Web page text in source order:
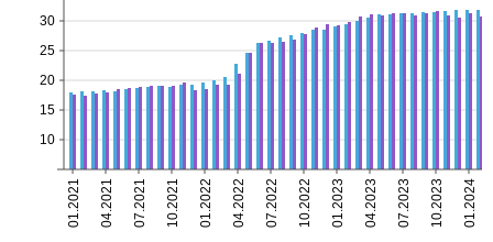
Украина
Тернопольская
01.2021 04.2021 07.2021 10.2021 01.2022 04.2022 07.2022 10.2022 01.2023 04.2023 07.2023 10.2023 01.2024
10
15
20
25
30